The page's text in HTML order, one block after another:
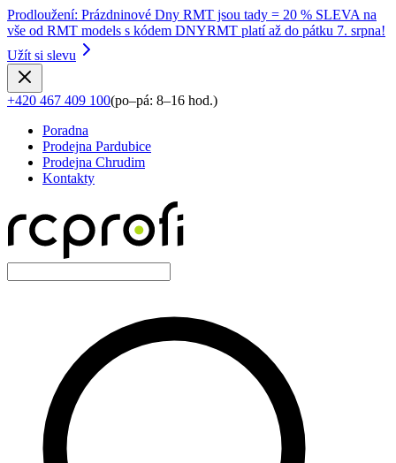
Prodloužení: Prázdninové Dny RMT jsou tady = 20 % SLEVA na
vše od RMT models s kódem DNYRMT platí až do pátku 7. srpna!
Užít si slevu
+420 467 409 100(po–pá: 8–16 hod.)
Poradna
Prodejna Pardubice
Prodejna Chrudim
Kontakty